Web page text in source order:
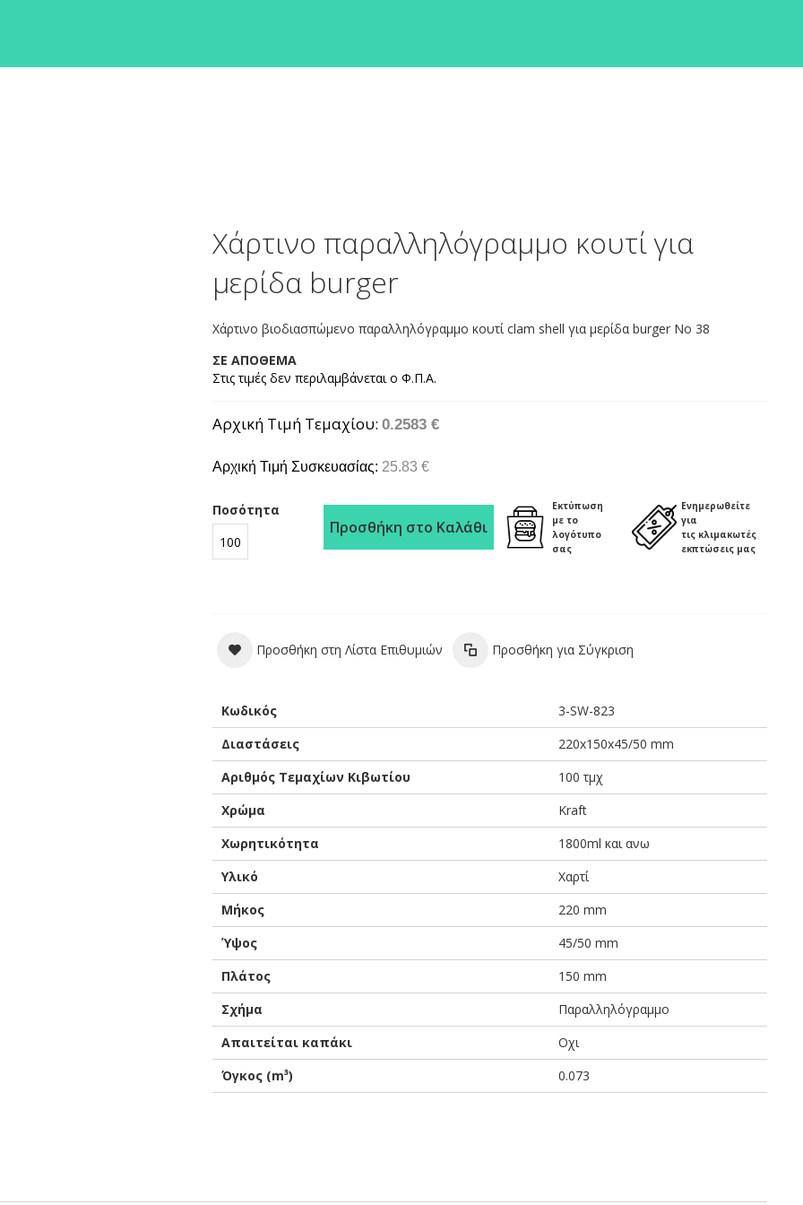
Χάρτινο παραλληλόγραμμο κουτί για
μερίδα burger
Χάρτινο βιοδιασπώμενο παραλληλόγραμμο κουτί clam shell για μερίδα burger No 38
ΣΕ ΑΠΟΘΕΜΑ
Αρχική Τιμή Τεμαχίου 0.2583 €
Αρχική Τιμή Συσκευασίας: 25.83 €
Ποσότητα
Προσθήκη στο Καλάθι
Εκτύπωση
με το
λογότυπο
σας
Ενημερωθείτε
για
τις κλιμακωτές
εκπτώσεις μας
Προσθήκη στη Λίστα Επιθυμιών Προσθήκη για Σύγκριση
Περισσότερες
Πληροφορίες
Κωδικός
3-SW-823
Διαστάσεις
220x150x45/50 mm
Αριθμός Τεμαχίων Κιβωτίου
100 τμχ
Χρώμα
Kraft
Χωρητικότητα
1800ml και ανω
Υλικό
Χαρτί
Μήκος
220 mm
Ύψος
45/50 mm
Πλάτος
150 mm
Σχήμα
Παραλληλόγραμμο
Απαιτείται καπάκι
Οχι
Όγκος (m³)
0.073